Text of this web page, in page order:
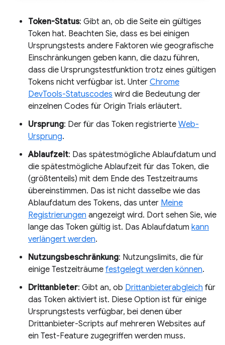
Token-Status: Gibt an, ob die Seite ein gültiges
Token hat. Beachten Sie, dass es bei einigen
Ursprungstests andere Faktoren wie geografische
Einschränkungen geben kann, die dazu führen,
dass die Ursprungstestfunktion trotz eines gültigen
Tokens nicht verfügbar ist. Unter Chrome
DevTools-Statuscodes wird die Bedeutung der
einzelnen Codes für Origin Trials erläutert.
Ursprung: Der für das Token registrierte Web-
Ursprung.
Ablaufzeit: Das spätestmögliche Ablaufdatum und
die spätestmögliche Ablaufzeit für das Token, die
(größtenteils) mit dem Ende des Testzeitraums
übereinstimmen. Das ist nicht dasselbe wie das
Ablaufdatum des Tokens, das unter Meine
Registrierungen angezeigt wird. Dort sehen Sie, wie
lange das Token gültig ist. Das Ablaufdatum kann
verlängert werden.
Nutzungsbeschränkung: Nutzungslimits, die für
einige Testzeiträume festgelegt werden können.
Drittanbieter: Gibt an, ob Drittanbieterabgleich für
das Token aktiviert ist. Diese Option ist für einige
Ursprungstests verfügbar, bei denen über
Drittanbieter-Scripts auf mehreren Websites auf
ein Test-Feature zugegriffen werden muss.